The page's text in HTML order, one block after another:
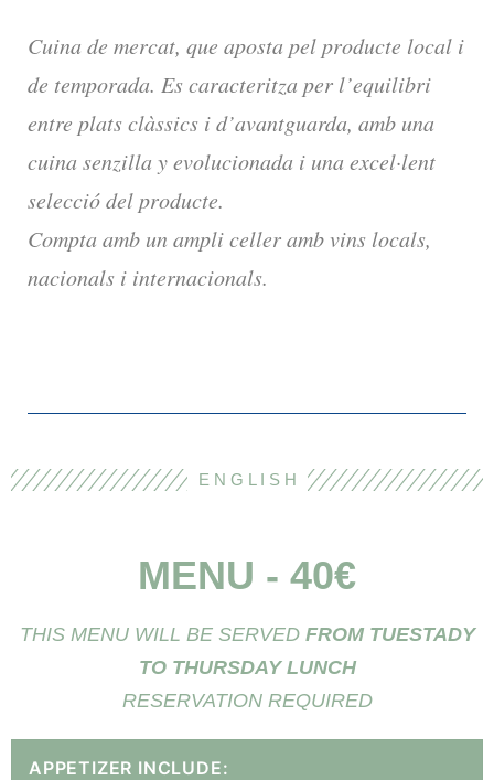
Cuina de mercat, que aposta pel producte local i
de temporada. Es caracteritza per l’equilibri
entre plats clàssics i d’avantguarda, amb una
cuina senzilla y evolucionada i una excel·lent
selecció del producte.
Compta amb un ampli celler amb vins locals,
nacionals i internacionals.
E N G L I S H
MENU - 40€
THIS MENU WILL BE SERVED FROM TUESTADY
TO THURSDAY LUNCH
RESERVATION REQUIRED
APPETIZER INCLUDE: